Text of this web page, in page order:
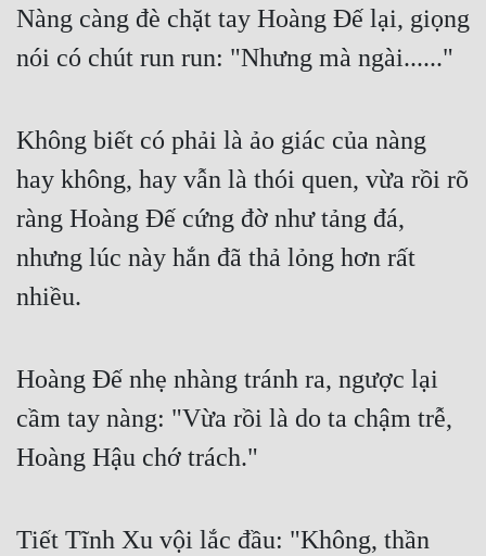
Tính Cách Nhân Vật :
Cơ Trí
Sát Phạt Quyết Đoán
Nàng càng đè chặt tay Hoàng Đế lại, giọng
nói có chút run run: "Nhưng mà ngài......"
Không biết có phải là ảo giác của nàng
hay không, hay vẫn là thói quen, vừa rồi rõ
ràng Hoàng Đế cứng đờ như tảng đá,
nhưng lúc này hắn đã thả lỏng hơn rất
nhiều.
Hoàng Đế nhẹ nhàng tránh ra, ngược lại
cầm tay nàng: "Vừa rồi là do ta chậm trễ,
Hoàng Hậu chớ trách."
Tiết Tĩnh Xu vội lắc đầu: "Không, thần